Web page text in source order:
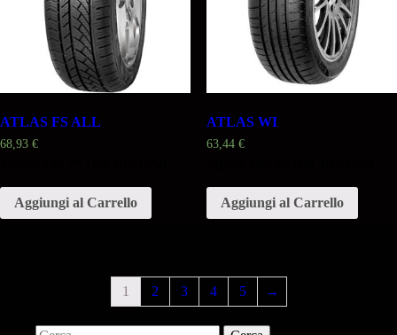
ATLAS FS ALL
68,93 €
Aggiungi al Carrello
ATLAS WI
63,44 €
Aggiungi al Carrello
1 2 3 4 5 →